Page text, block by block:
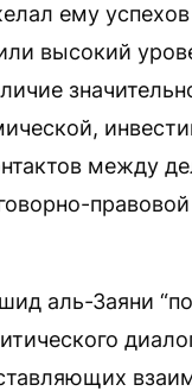
ему
высокий
между
аль-Заяни